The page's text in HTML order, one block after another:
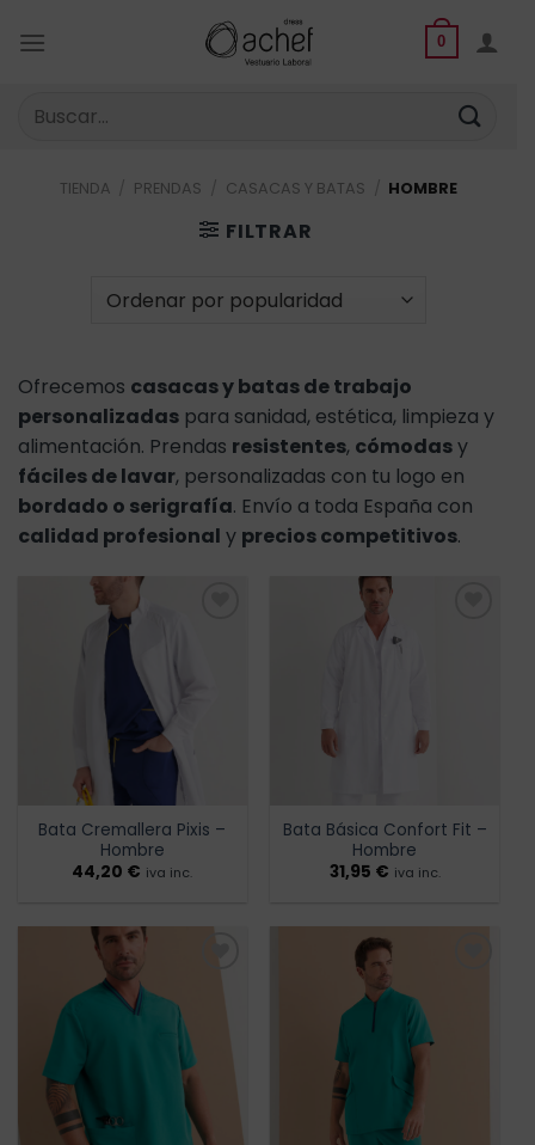
0
Buscar
TIENDA PRENDAS CASACAS Y BATAS HOMBRE
FILTRAR
Ofrecemos casacas y batas de trabajo
personalizadas para sanidad, estética, limpieza y
alimentación. Prendas resistentes, cómodasy
fáciles de lavar, personalizadas con tu logo en
bordado o serigrafía. Envío a toda España con
calidad profesional y precios competitivos.
Bata Cremallera Pixis –
Hombre
44,20 € iva inc.
Bata Básica Confort Fit –
Hombre
31,95 € iva inc.
lista de
deseos